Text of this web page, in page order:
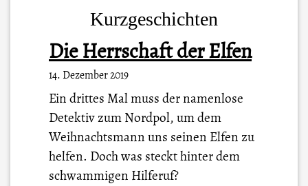
Kurzgeschichten
Die Herrschaft der Elfen
14. Dezember 2019
Ein drittes Mal muss der namenlose
Detektiv zum Nordpol, um dem
Weihnachtsmann uns seinen Elfen zu
helfen. Doch was steckt hinter dem
schwammigen Hilferuf?